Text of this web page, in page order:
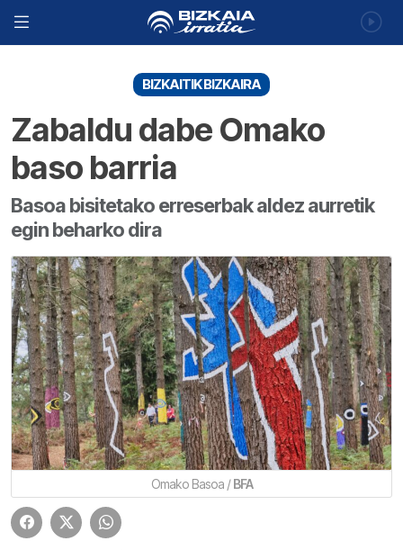
BIZKAITIK BIZKAIRA
Zabaldu dabe Omako
baso barria
Basoa bisitetako erreserbak aldez aurretik
egin beharko dira
Omako Basoa /BFA